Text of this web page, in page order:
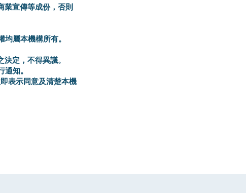
業宣傳等成份，否則
屬本機構所有。
定，不得異議。
知。
表示同意及清楚本機